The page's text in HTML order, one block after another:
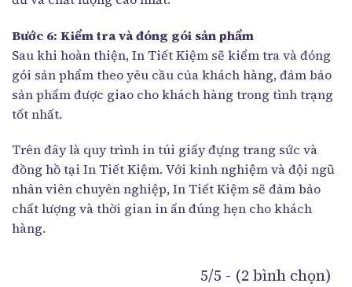
Bước 6: Kiểm tra và đóng gói sản phẩm
Sau khi hoàn thiện, In Tiết Kiệm sẽ kiểm tra và đóng
gói sản phẩm theo yêu cầu của khách hàng, đảm bảo
sản phẩm được giao cho khách hàng trong tình trạng
tốt nhất.
Trên đây là quy trình in túi giấy đựng trang sức và
đồng hồ tại In Tiết Kiệm. Với kinh nghiệm và đội ngũ
nhân viên chuyên nghiệp, In Tiết Kiệm sẽ đảm bảo
chất lượng và thời gian in ấn đúng hẹn cho khách
hàng.
5/5 - (2 bình chọn)